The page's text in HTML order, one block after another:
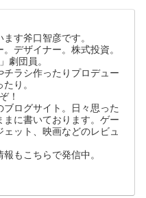
す斧口智彦です。
デザイナー。株式投資。
劇団員。
チラシ作ったりプロデュー
り。
！
ブログサイト。日々思った
まに書いております。ゲー
ェット、映画などのレビュ
もこちらで発信中。